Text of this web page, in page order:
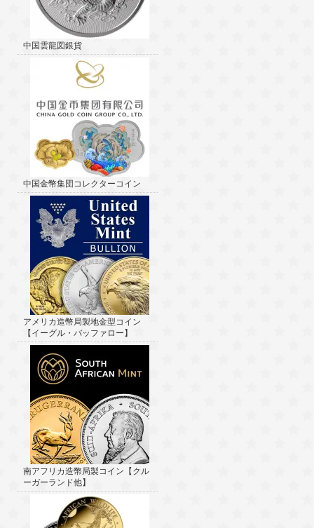
中国雲龍図銀貨
中国金幣集団コレクターコイン
アメリカ造幣局製地金型コイン
【イーグル・バッファロー】
南アフリカ造幣局製コイン【クル
ーガーランド他】